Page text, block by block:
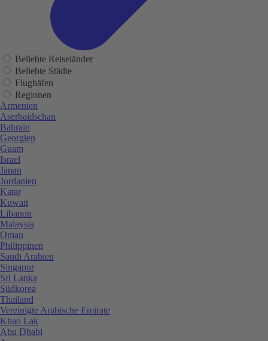
Beliebte Reiseländer
Beliebte Städte
Flughäfen
Regionen
Armenien
Aserbaidschan
Bahrain
Georgien
Guam
Israel
Japan
Jordanien
Katar
Kuwait
Libanon
Malaysia
Oman
Philippinen
Saudi Arabien
Singapur
Sri Lanka
Südkorea
Thailand
Vereinigte Arabische Emirate
Khao Lak
Abu Dhabi